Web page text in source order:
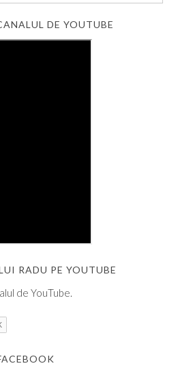
DE YOUTUBE
RADU PE YOUTUBE
de YouTube.